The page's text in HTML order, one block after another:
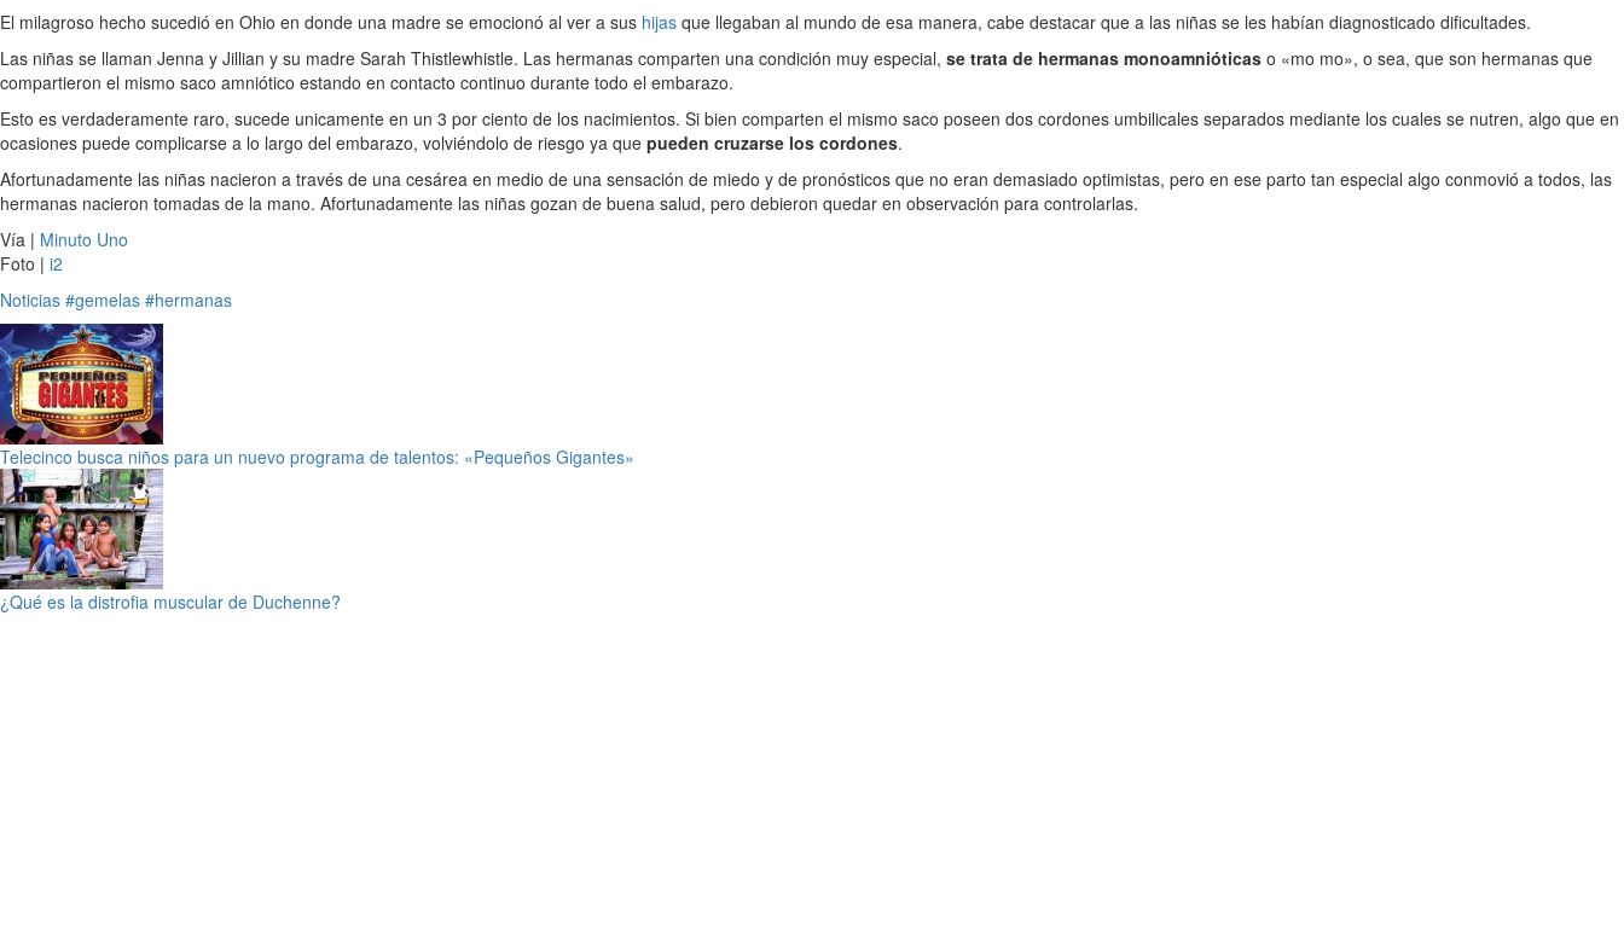
El milagroso hecho sucedió en Ohio en donde una madre se emocionó al ver a sus hijas que llegaban al mundo de esa manera, cabe destacar que a las niñas se les habían diagnosticado dificultades.
Las niñas se llaman Jenna y Jillian y su madre Sarah Thistlewhistle. Las hermanas comparten una condición muy especial, se trata de hermanas monoamnióticas o «mo mo», o sea, que son hermanas que
compartieron el mismo saco amniótico estando en contacto continuo durante todo el embarazo.
Esto es verdaderamente raro, sucede unicamente en un 3 por ciento de los nacimientos. Si bien comparten el mismo saco poseen dos cordones umbilicales separados mediante los cuales se nutren, algo que en
ocasiones puede complicarse a lo largo del embarazo, volviéndolo de riesgo ya que pueden cruzarse los cordones.
Afortunadamente las niñas nacieron a través de una cesárea en medio de una sensación de miedo y de pronósticos que no eran demasiado optimistas, pero en ese parto tan especial algo conmovió a todos, las
hermanas nacieron tomadas de la mano. Afortunadamente las niñas gozan de buena salud, pero debieron quedar en observación para controlarlas.
Vía | Minuto Uno
Foto | i2
Noticias #gemelas #hermanas
Telecinco busca niños para un nuevo programa de talentos: «Pequeños Gigantes»
¿Qué es la distrofia muscular de Duchenne?